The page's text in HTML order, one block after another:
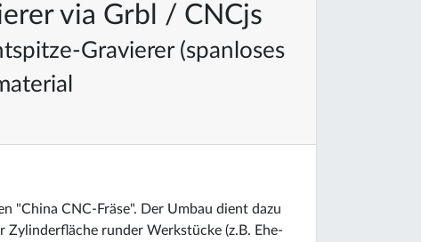
via Grbl / CNCjs
Gravierer (spanloses
"China CNC-Fräse". Der Umbau dient dazu
Zylinderfläche runder Werkstücke (z.B. Ehe-